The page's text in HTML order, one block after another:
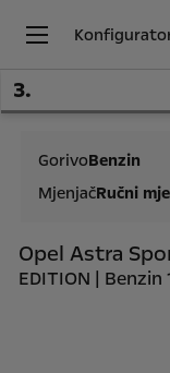
3.
Opel Astra
EDITION | Benzin
GorivoBenzin
MjenjačRučni